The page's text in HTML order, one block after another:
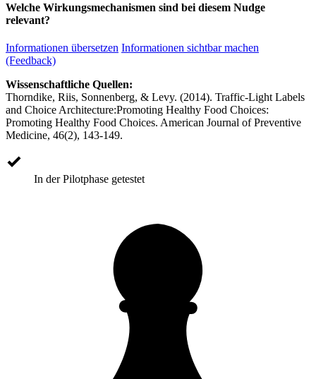
Welche Wirkungsmechanismen sind bei diesem Nudge
relevant?
Informationen übersetzen Informationen sichtbar machen
(Feedback)
Wissenschaftliche Quellen:
Thorndike, Riis, Sonnenberg, & Levy. (2014). Traffic-Light Labels
and Choice Architecture:Promoting Healthy Food Choices:
Promoting Healthy Food Choices. American Journal of Preventive
Medicine, 46(2), 143-149.
In der Pilotphase getestet